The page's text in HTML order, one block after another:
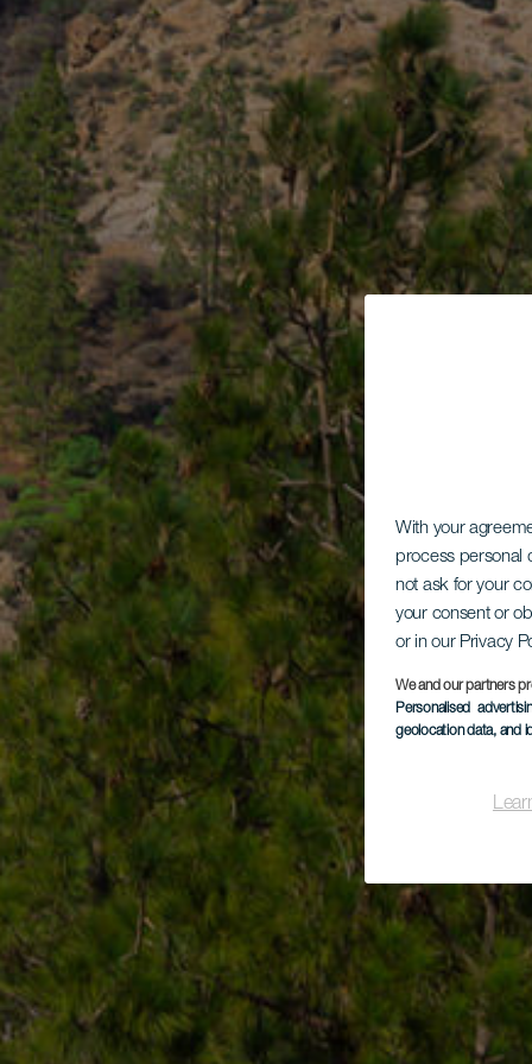
With your
process personal
not ask for your
your consent or
or in our Privacy
We and our partners
Personalised
geolocation data, and